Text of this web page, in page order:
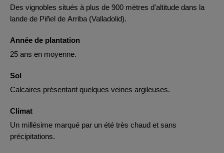
Des vignobles situés à plus de 900 mètres d'altitude dans la
lande de Piñel de Arriba (Valladolid).
Année de plantation
25 ans en moyenne.
Sol
Calcaires présentant quelques veines argileuses.
Climat
Un millésime marqué par un été très chaud et sans
précipitations.